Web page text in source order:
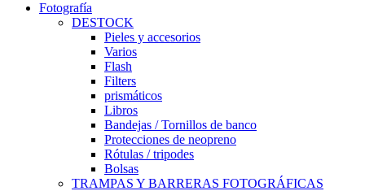
Fotografía
DESTOCK
Pieles y accesorios
Varios
Flash
Filters
prismáticos
Libros
Bandejas / Tornillos de banco
Protecciones de neopreno
Rótulas / tripodes
Bolsas
TRAMPAS Y BARRERAS FOTOGRÁFICAS